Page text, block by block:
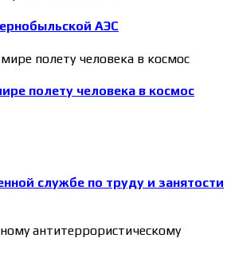
АЭС
полету человека в космос
службе по труду и занятости